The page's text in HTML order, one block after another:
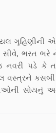
ગૃહિણીની
ભરત ભરે ને
નવરી પડે કે
વસ્ત્રને
સોયનું